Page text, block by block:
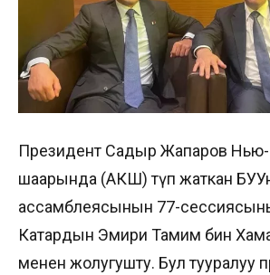
Президент Садыр Жапаров
шаарында (АКШ) өтүп жаткан
ассамблеясынын 77-
Катардын Эмири Тамим бин
менен жолугушту. Бул тууралуу